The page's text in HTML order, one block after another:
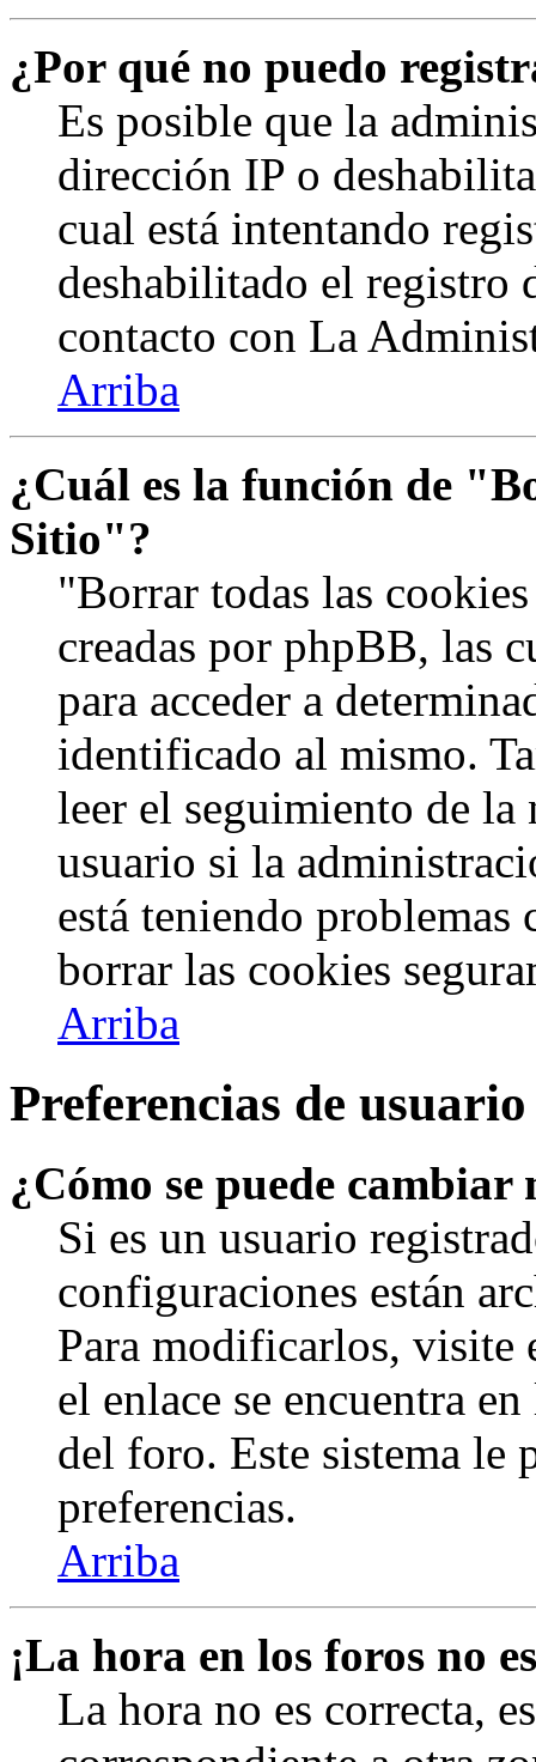
¿Por qué no puedo
Es posible que la
dirección IP o
cual está intentando
deshabilitado el registro
contacto con La
Arriba
¿Cuál es la función de
Sitio"?
"Borrar todas las
creadas por phpBB, las
para acceder a
identificado al mismo.
leer el seguimiento de
usuario si la
está teniendo
borrar las cookies
Arriba
Preferencias de
¿Cómo se puede
Si es un usuario
configuraciones están
Para modificarlos, visite
el enlace se encuentra
del foro. Este sistema le
preferencias.
Arriba
¡La hora en los foros no
La hora no es correcta,